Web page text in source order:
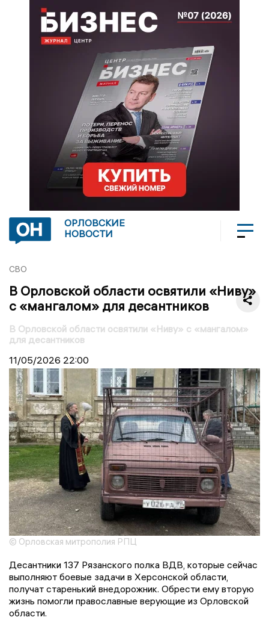
ОРЛОВСКИЕ
НОВОСТИ
СВО
В Орловской области освятили «Ниву»
с «мангалом» для десантников
В Орловской области освятили «Ниву» с «мангалом»
для десантников
11/05/2026 22:00
© Орловская митрополия РПЦ
Десантники 137 Рязанского полка ВДВ, которые сейчас
выполняют боевые задачи в Херсонской области,
получат старенький внедорожник. Обрести ему вторую
жизнь помогли православные верующие из Орловской
области.